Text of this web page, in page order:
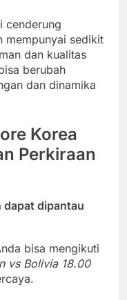
cenderung
mempunyai sedikit
dan kualitas
berubah
dan dinamika
Korea
Perkiraan
dapat dipantau
bisa mengikuti
vs Bolivia 18.00